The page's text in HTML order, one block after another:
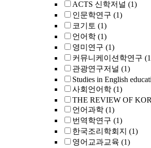
ACTS 신학저널 (1)
인문학연구 (1)
코기토 (1)
언어학 (1)
영미연구 (1)
커뮤니케이션학연구
관광연구저널 (1)
Studies in English
사회언어학 (1)
THE REVIEW OF
언어과학 (1)
번역학연구 (1)
한국조리학회지 (1)
영어교과교육 (1)